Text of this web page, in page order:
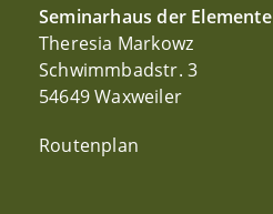
Seminarhaus der Elemente
Theresia Markowz
Schwimmbadstr. 3
54649 Waxweiler
Routenplan